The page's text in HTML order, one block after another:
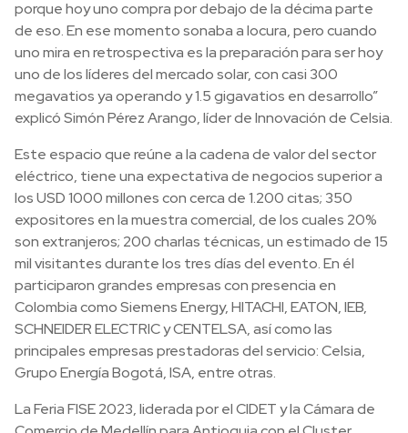
porque hoy uno compra por debajo de la décima parte
de eso. En ese momento sonaba a locura, pero cuando
uno mira en retrospectiva es la preparación para ser hoy
uno de los líderes del mercado solar, con casi 300
megavatios ya operando y 1.5 gigavatios en desarrollo”
explicó Simón Pérez Arango, líder de Innovación de Celsia.
Este espacio que reúne a la cadena de valor del sector
eléctrico, tiene una expectativa de negocios superior a
los USD 1000 millones con cerca de 1.200 citas; 350
expositores en la muestra comercial, de los cuales 20%
son extranjeros; 200 charlas técnicas, un estimado de 15
mil visitantes durante los tres días del evento. En él
participaron grandes empresas con presencia en
Colombia como Siemens Energy, HITACHI, EATON, IEB,
SCHNEIDER ELECTRIC y CENTELSA, así como las
principales empresas prestadoras del servicio: Celsia,
Grupo Energía Bogotá, ISA, entre otras.
La Feria FISE 2023, liderada por el CIDET y la Cámara de